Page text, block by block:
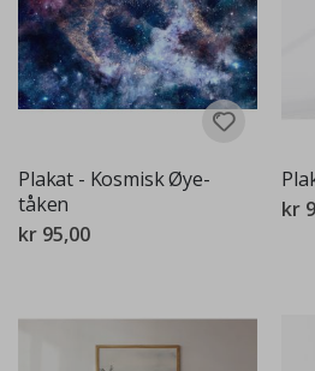
Plakat - Kosmisk Øye-
tåken
kr 95,00
kr